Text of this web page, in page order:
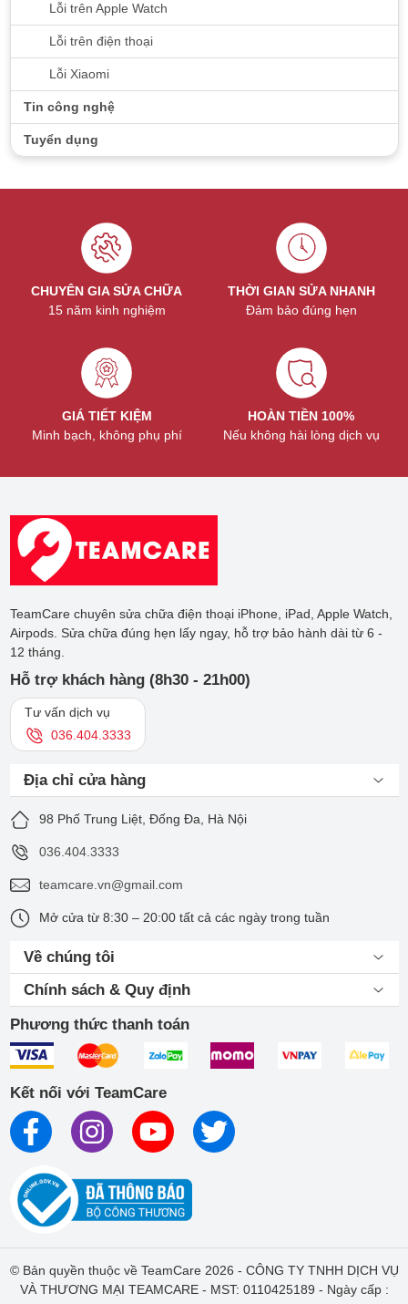
Lỗi trên Apple Watch
Lỗi trên điện thoại
Lỗi Xiaomi
Tin công nghệ
Tuyển dụng
CHUYÊN GIA SỬA CHỮA
15 năm kinh nghiệm
THỜI GIAN SỬA NHANH
Đảm bảo đúng hẹn
GIÁ TIẾT KIỆM
Minh bạch, không phụ phí
HOÀN TIỀN 100%
Nếu không hài lòng dịch vụ
TeamCare chuyên sửa chữa điện thoại iPhone, iPad, Apple Watch,
Airpods. Sửa chữa đúng hẹn lấy ngay, hỗ trợ bảo hành dài từ 6 -
12 tháng.
Hỗ trợ khách hàng (8h30 - 21h00)
Tư vấn dịch vụ
036.404.3333
Địa chỉ cửa hàng
98 Phố Trung Liệt, Đống Đa, Hà Nội
036.404.3333
teamcare.vn@gmail.com
Mở cửa từ 8:30 – 20:00 tất cả các ngày trong tuần
Về chúng tôi
Chính sách & Quy định
Phương thức thanh toán
Kết nối với TeamCare
© Bản quyền thuộc về TeamCare 2026 - CÔNG TY TNHH DỊCH VỤ
VÀ THƯƠNG MẠI TEAMCARE - MST: 0110425189 - Ngày cấp :